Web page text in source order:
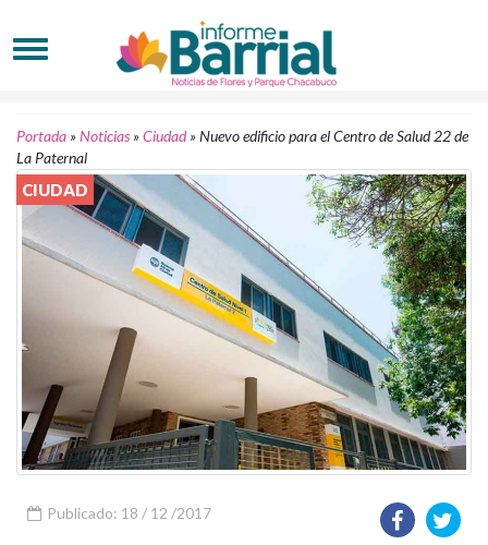
Portada »Noticias »Ciudad»Nuevo edificio para el Centro de Salud 22 de
La Paternal
CIUDAD
Publicado: 18 / 12 /2017